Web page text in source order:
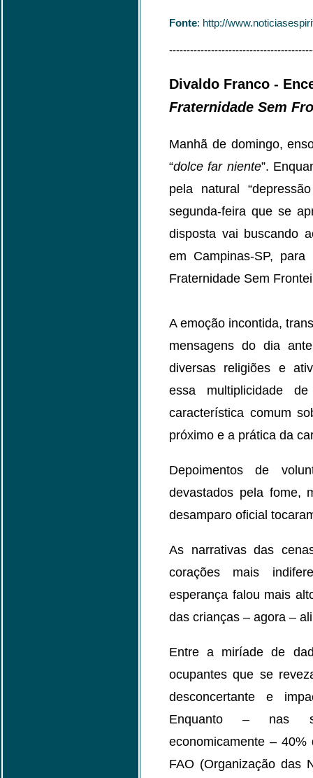
Fonte: http://
Divaldo Franco -
Fraternidade Sem
Manhã de domingo,
“dolce far niente”.
pela natural
segunda-feira que se
disposta vai buscando
em Campinas-SP,
Fraternidade Sem
A emoção incontida,
mensagens do dia
diversas religiões e
essa multiplicidade
característica comum
próximo e a prática da
Depoimentos de
devastados pela fome,
desamparo oficial
As narrativas das
corações mais
esperança falou mais
das crianças – agora –
Entre a miríade de
ocupantes que se
desconcertante e
Enquanto – nas
economicamente –
FAO (Organização das